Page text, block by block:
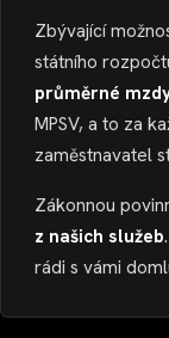
Zbývající
státního
průměrné
MPSV, a to za
zaměstnavatel
Zákonnou
z našich služeb
rádi s vámi